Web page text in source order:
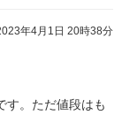
年4月1日 20時38分
す。ただ値段はも